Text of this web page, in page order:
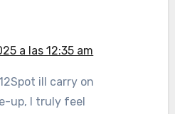
a las 12:35 am
ill carry on
up, I truly feel